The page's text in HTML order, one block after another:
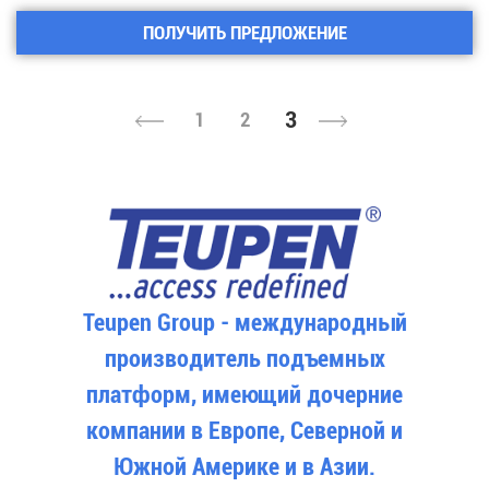
ПОЛУЧИТЬ ПРЕДЛОЖЕНИЕ
1 2 3
Teupen Group - международный
производитель подъемных
платформ, имеющий дочерние
компании в Европе, Северной и
Южной Америке и в Азии.